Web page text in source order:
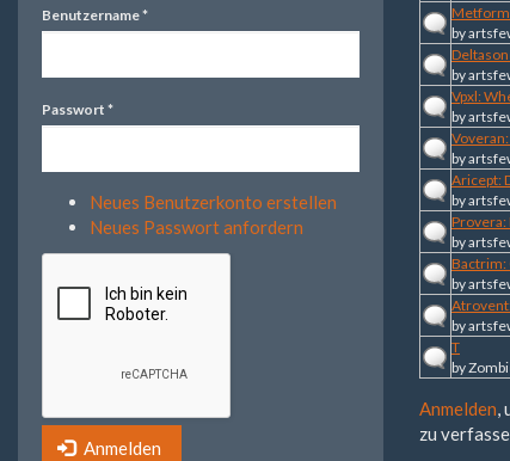
Benutzername*
Passwort *
Neues Benutzerkonto erstellen
Neues Passwort anfordern
Anmelden
by
by
Vpxl:
by
by
Aricept:
by
Provera:
by
Bactrim:
by
by
T
by
Anmelden,
zu